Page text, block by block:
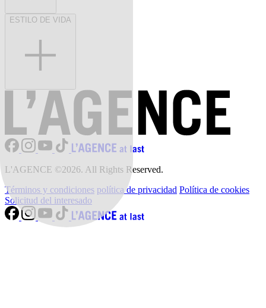
ESTILO DE VIDA
L'AGENCE ©2026. All Rights Reserved.
Términos y condiciones política de privacidad Política de cookies
Solicitud del interesado